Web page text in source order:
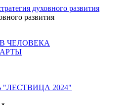
развития
ЧЕЛОВЕКА
2024"